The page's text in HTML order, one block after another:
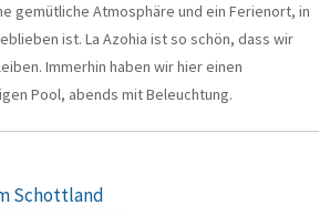
gemütliche Atmosphäre und ein Ferienort, in
ist. La Azohia ist so schön, dass wir
Immerhin haben wir hier einen
Pool, abends mit Beleuchtung.
Schottland